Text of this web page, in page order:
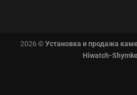
2026 ©Установка и продажа
Hiwatch-